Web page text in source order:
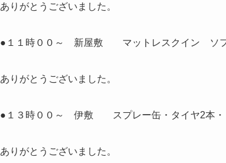
ありがとうございました。
●１１時００～ 新屋敷 マットレスクイン ソ
ありがとうございました。
●１３時００～ 伊敷 スプレー缶・タイヤ2本・
ありがとうございました。